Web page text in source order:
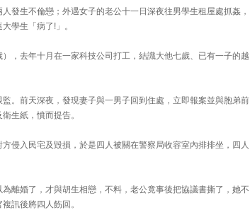
發生不倫戀；外遇女子的老公十一日深夜往男學生租屋處抓姦，
學生「病了!」。
，去年十月在一家科技公司打工，結識大他七歲、已有一子的越
。前天深夜，發現妻子與一男子回到住處，立即報案並與胞弟前
生紙，憤而提告。
侵入民宅及毀損，於是四人被關在警察局收容室內排排坐，四人
離婚了，才與胡生相戀，不料，老公竟事後把協議書撕了，她不
訊後將四人飭回。